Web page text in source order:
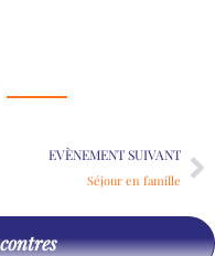
EVÈNEMENT SUIVANT
Séjour en famille